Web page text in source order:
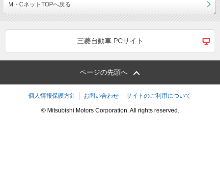
M・CネットTOPへ戻る
三菱自動車 PCサイト
ページの先頭へ
個人情報保護方針 お問い合わせ サイトのご利用について
© Mitsubishi Motors Corporation. All rights reserved.